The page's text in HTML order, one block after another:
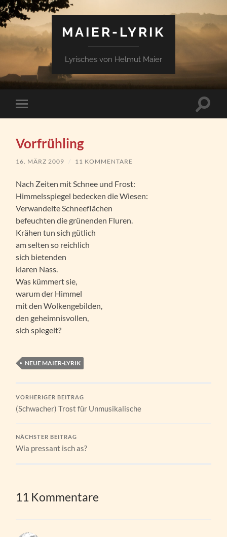
MAIER-LYRIK
Lyrisches von Helmut Maier
Mobile-
Menü
Vorfrühling
16. MÄRZ 2009 / 11 KOMMENTARE
Nach Zeiten mit Schnee und Frost:
Himmelsspiegel bedecken die Wiesen:
Verwandelte Schneeflächen
befeuchten die grünenden Fluren.
Krähen tun sich gütlich
am selten so reichlich
sich bietenden
klaren Nass.
Was kümmert sie,
warum der Himmel
mit den Wolkengebilden,
den geheimnisvollen,
sich spiegelt?
NEUE MAIER-LYRIK
VORHERIGER BEITRAG
(Schwacher) Trost für Unmusikalische
NÄCHSTER BEITRAG
Wia pressant isch as?
11 Kommentare